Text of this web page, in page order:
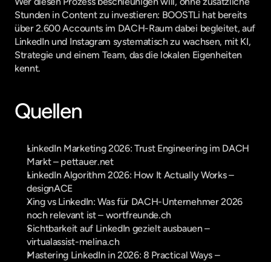
Stunden in Content zu investieren: BOOSTLi hat bereits
über 2.600 Accounts im DACH-Raum dabei begleitet, auf
LinkedIn und Instagram systematisch zu wachsen, mit KI,
Strategie und einem Team, das die lokalen Eigenheiten
kennt.
Quellen
LinkedIn Marketing 2026: Trust Engineering im DACH
Markt – pettauer.net
LinkedIn Algorithm 2026: How It Actually Works –
designACE
Xing vs LinkedIn: Was für DACH-Unternehmer 2026
noch relevant ist – wortfreunde.ch
Sichtbarkeit auf LinkedIn gezielt ausbauen –
virtualassist-melina.ch
Mastering LinkedIn in 2026: 8 Practical Ways –